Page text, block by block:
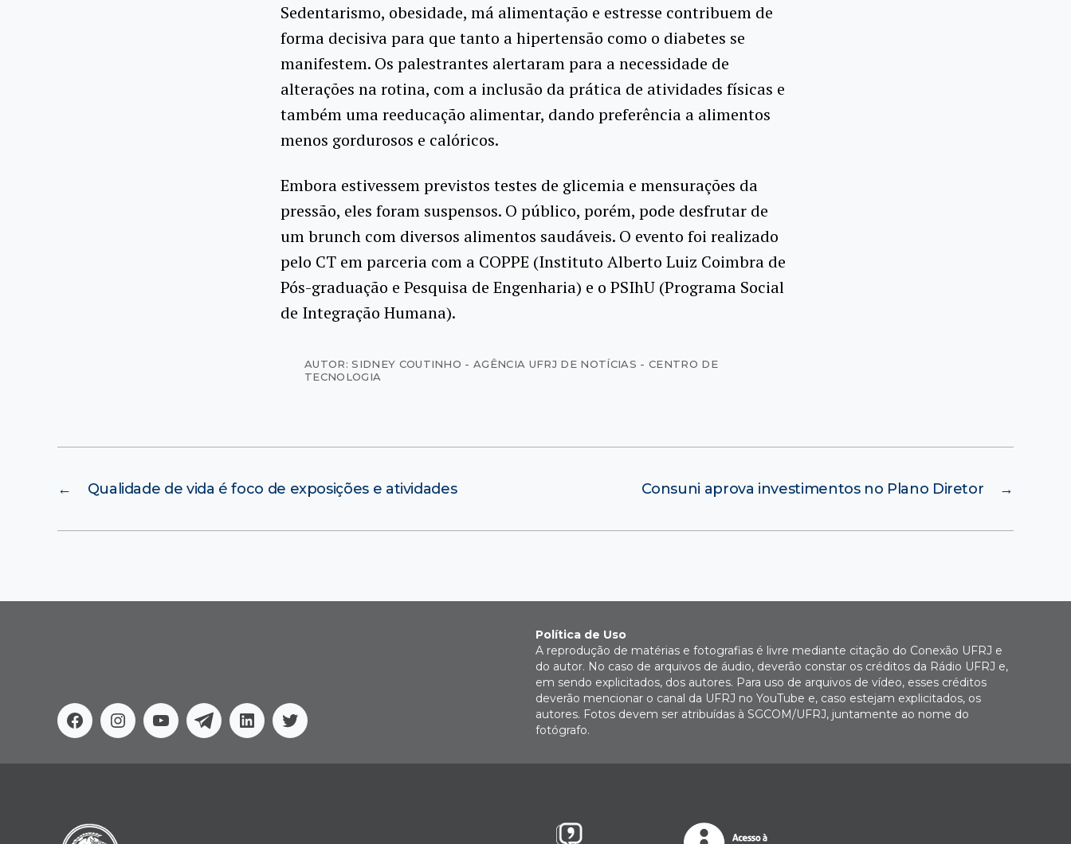
Sedentarismo, obesidade, má alimentação e estresse contribuem de
forma decisiva para que tanto a hipertensão como o diabetes se
manifestem. Os palestrantes alertaram para a necessidade de
alterações na rotina, com a inclusão da prática de atividades físicas e
também uma reeducação alimentar, dando preferência a alimentos
menos gordurosos e calóricos.
Embora estivessem previstos testes de glicemia e mensurações da
pressão, eles foram suspensos. O público, porém, pode desfrutar de
um brunch com diversos alimentos saudáveis. O evento foi realizado
pelo CT em parceria com a COPPE (Instituto Alberto Luiz Coimbra de
Pós-graduação e Pesquisa de Engenharia) e o PSIhU (Programa Social
de Integração Humana).
AUTOR: SIDNEY COUTINHO - AGÊNCIA UFRJ DE NOTÍCIAS - CENTRO DE
TECNOLOGIA
← Qualidade de vida é foco de exposições e atividades →
Consuni aprova investimentos no Plano Diretor
FacebookInstagram
YoutubeTelegramLinkedinTwitter
Política de Uso
A reprodução de matérias e fotografias é livre mediante citação do Conexão UFRJ e
do autor. No caso de arquivos de áudio, deverão constar os créditos da Rádio UFRJ e,
em sendo explicitados, dos autores. Para uso de arquivos de vídeo, esses créditos
deverão mencionar o canal da UFRJ no YouTube e, caso estejam explicitados, os
autores. Fotos devem ser atribuídas à SGCOM/UFRJ, juntamente ao nome do
fotógrafo.